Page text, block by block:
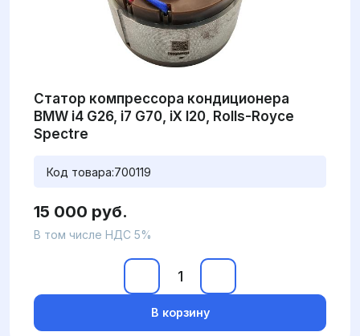
Статор компрессора кондиционера
BMW i4 G26, i7 G70, iX I20, Rolls-Royce
Spectre
Код товара:700119
15 000 руб.
В том числе НДС 5%
В корзину